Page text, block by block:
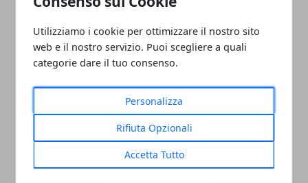
Utilizziamo i cookie per ottimizzare il nostro sito
web e il nostro servizio. Puoi scegliere a quali
categorie dare il tuo consenso.
Personalizza
Rifiuta Opzionali
Accetta Tutto
data entry
05/11/2024